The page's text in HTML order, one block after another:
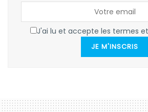
J'ai lu et accepte les termes
JE M'INSCRIS